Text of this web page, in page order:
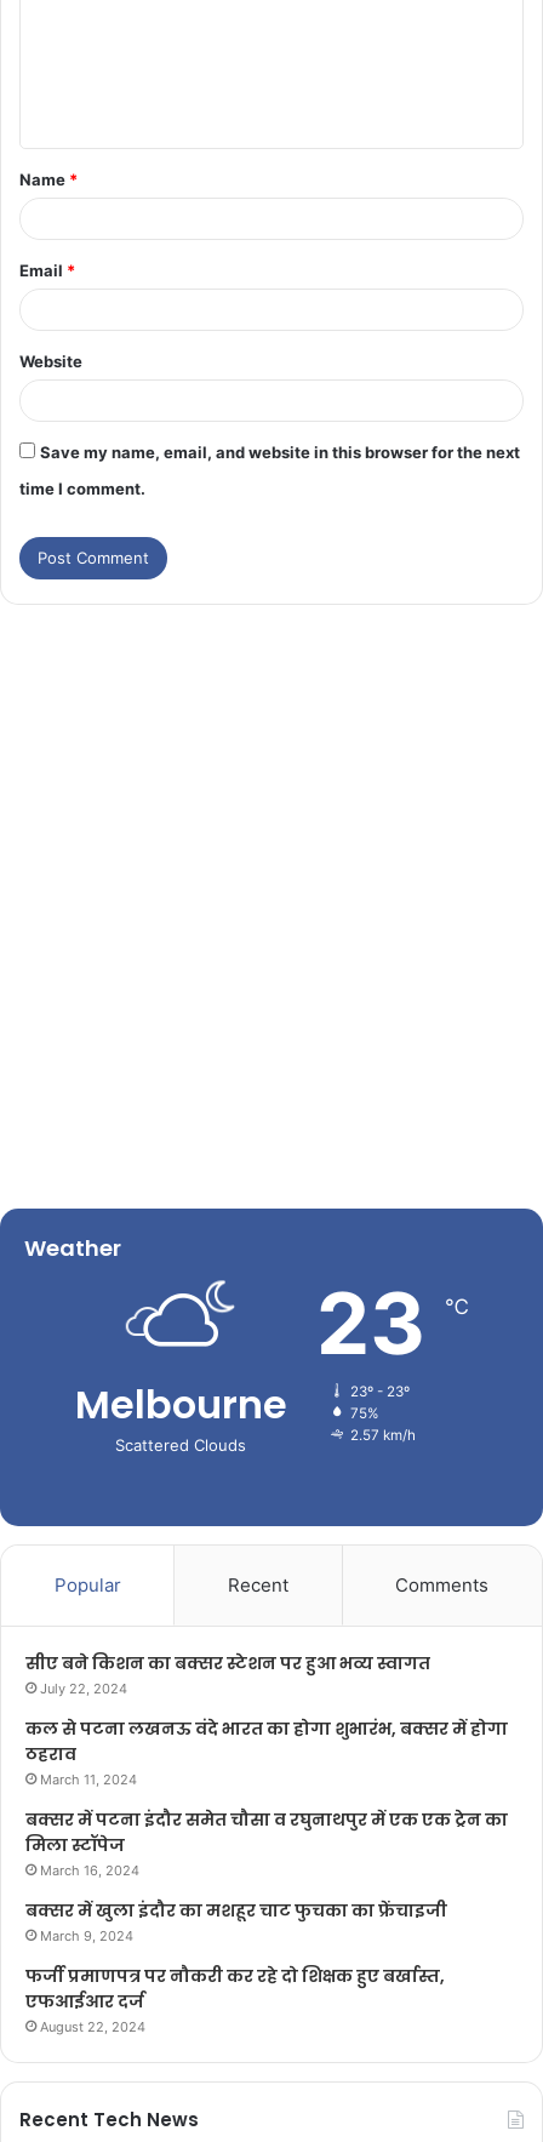
Name *
Email *
Website
Save my name, email, and website in this browser for the next
time I comment.
Weather
Melbourne
Scattered Clouds
23 ℃
23º - 23º
75%
2.57 km/h
Popular Recent Comments
सीए बने किशन का बक्सर स्टेशन पर हुआ भव्य स्वागत
July 22, 2024
कल से पटना लखनऊ वंदे भारत का होगा शुभारंभ, बक्सर में होगा
ठहराव
March 11, 2024
बक्सर में पटना इंदौर समेत चौसा व रघुनाथपुर में एक एक ट्रेन का
मिला स्टॉपेज
March 16, 2024
बक्सर में खुला इंदौर का मशहूर चाट फुचका का फ्रेंचाइजी
March 9, 2024
फर्जी प्रमाणपत्र पर नौकरी कर रहे दो शिक्षक हुए बर्खास्त,
एफआईआर दर्ज
August 22, 2024
Recent Tech News